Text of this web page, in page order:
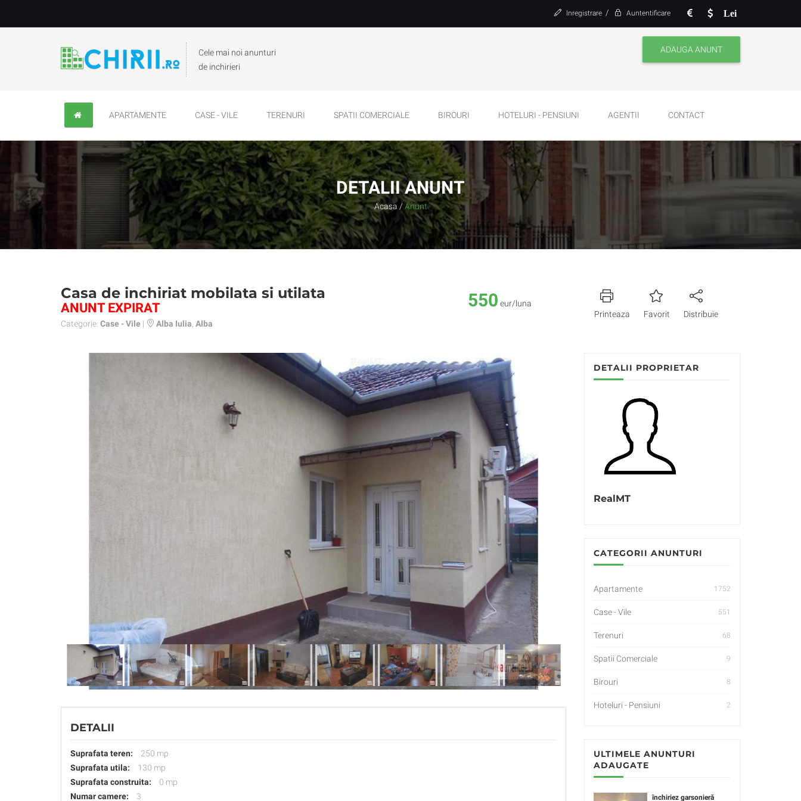
Lei
Inregistrare / Auntentificare
Cele mai noi anunturi
de inchirieri
ADAUGA ANUNT
APARTAMENTE CASE - VILE TERENURI SPATII COMERCIALE BIROURI HOTELURI - PENSIUNI AGENTII CONTACT
DETALII ANUNT
Acasa / Anunt
Casa de inchiriat mobilata si utilata
ANUNT EXPIRAT
Categorie: Case - Vile | Alba Iulia Alba
550 eur/luna
Printeaza
Favorit Distribuie
DETALII
Suprafata teren:
250 mp
Suprafata utila:
130 mp
Suprafata construita:
0 mp
Numar camere:
3
DETALII PROPRIETAR
RealMT
CATEGORII ANUNTURI
Apartamente 1752
Case - Vile 551
Terenuri 68
Spatii Comerciale 9
Birouri 8
Hoteluri - Pensiuni 2
ULTIMELE ANUNTURI
ADAUGATE
închiriez garsonieră